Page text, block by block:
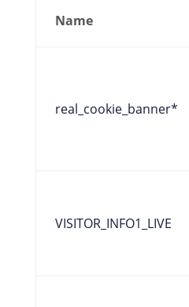
Name
real_cookie_banner*
VISITOR_INFO1_LIVE